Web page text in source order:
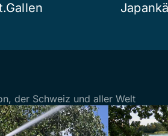
der Schweiz und aller Welt